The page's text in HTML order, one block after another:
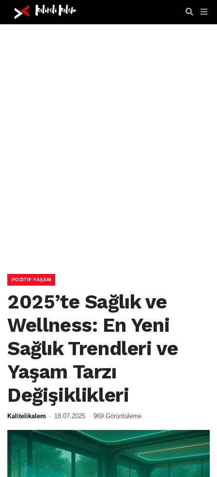
POZITIF YAŞAM
2025’te Sağlık ve
Wellness: En Yeni
Sağlık Trendleri ve
Yaşam Tarzı
Değişiklikleri
Kalitelikalem 18.07.2025 969 Görüntüleme